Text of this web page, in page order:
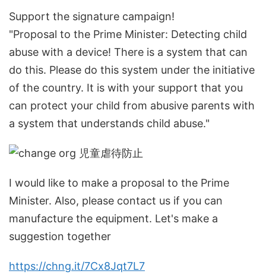
Support the signature campaign!
"Proposal to the Prime Minister: Detecting child
abuse with a device! There is a system that can
do this. Please do this system under the initiative
of the country. It is with your support that you
can protect your child from abusive parents with
a system that understands child abuse."
I would like to make a proposal to the Prime
Minister. Also, please contact us if you can
manufacture the equipment. Let's make a
suggestion together
https://chng.it/7Cx8Jqt7L7